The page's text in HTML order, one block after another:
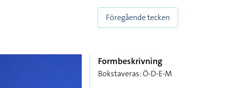
Föregående tecken
Formbeskrivning
Bokstaveras: Ö-D-E-M